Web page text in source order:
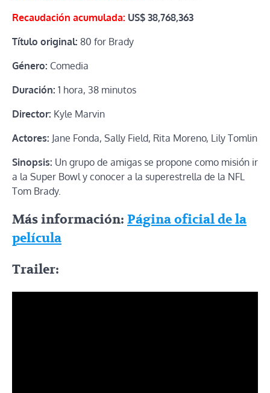
Recaudación acumulada: US$ 38,768,363
Título original: 80 for Brady
Género: Comedia
Duración: 1 hora, 38 minutos
Director: Kyle Marvin
Actores: Jane Fonda, Sally Field, Rita Moreno, Lily Tomlin
Sinopsis: Un grupo de amigas se propone como misión ir
a la Super Bowl y conocer a la superestrella de la NFL
Tom Brady.
Más información: Página oficial de la
película
Trailer: